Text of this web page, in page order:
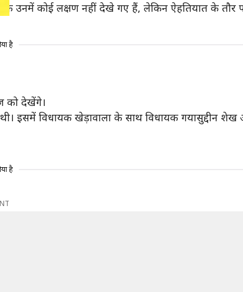
तक उनमें कोई लक्षण नहीं देखे गए हैं, लेकिन ऐहतियात के
है
को देखेंगे।
इसमें विधायक खेड़ावाला के साथ विधायक गयासुद्दीन
है